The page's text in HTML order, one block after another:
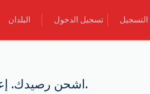
البلدان تسجيل الدخول التسجيل
United States Boost Mobile USA اشحن رصيدك. إعادة شحن الهاتف فوراً.